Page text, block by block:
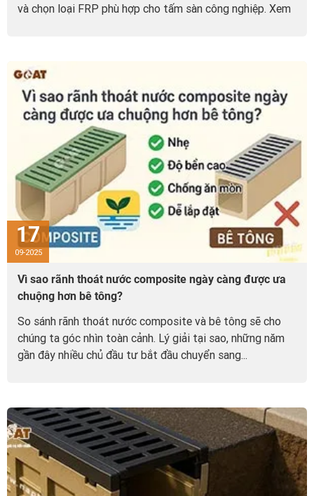
và chọn loại FRP phù hợp cho tấm sàn công nghiệp. Xem
17
09-2025
Vì sao rãnh thoát nước composite ngày càng được ưa
chuộng hơn bê tông?
So sánh rãnh thoát nước composite và bê tông sẽ cho
chúng ta góc nhìn toàn cảnh. Lý giải tại sao, những năm
gần đây nhiều chủ đầu tư bắt đầu chuyển sang...